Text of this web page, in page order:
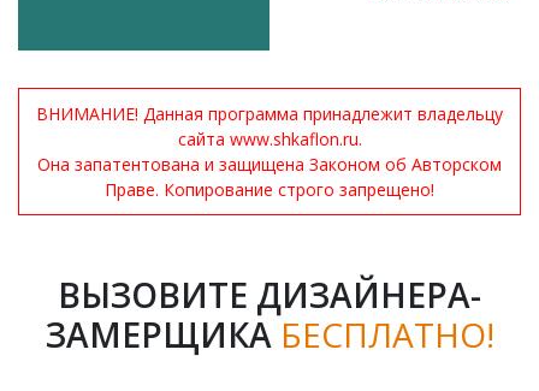
ВНИМАНИЕ! Данная программа принадлежит владельцу
сайта www.shkaflon.ru.
Она запатентована и защищена Законом об Авторском
Праве. Копирование строго запрещено!
ВЫЗОВИТЕ ДИЗАЙНЕРА-
ЗАМЕРЩИКА БЕСПЛАТНО!